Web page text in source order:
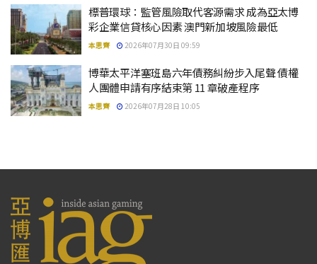
標普環球：監管風險取代客源需求 成為亞太博
彩企業信貸核心因素 澳門新加坡風險最低
本思齊 2026年07月30日 09:59
博華太平洋塞班島六年債務糾紛步入尾聲 債權
人團體申請有序結束第 11 章破產程序
本思齊 2026年07月28日 10:05